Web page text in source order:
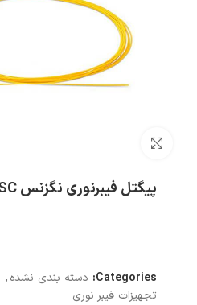
پیگتل فیبرنوری نگزنس SC مالتی مود
Categories: دسته بندی نشده,
تجهیزات فیبر نوری